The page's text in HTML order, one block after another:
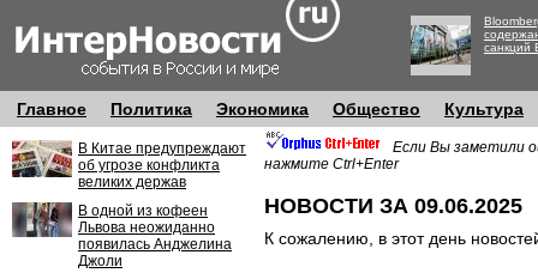
санкций
Главное Политика Экономика Общество Культура
В Китае предупреждают
об угрозе конфликта
великих держав
В одной из кофеен
Львова неожиданно
появилась Анджелина
Джоли
Если Вы заметили
нажмите Ctrl+Enter
НОВОСТИ ЗА 09.06.2025
К сожалению, в этот день